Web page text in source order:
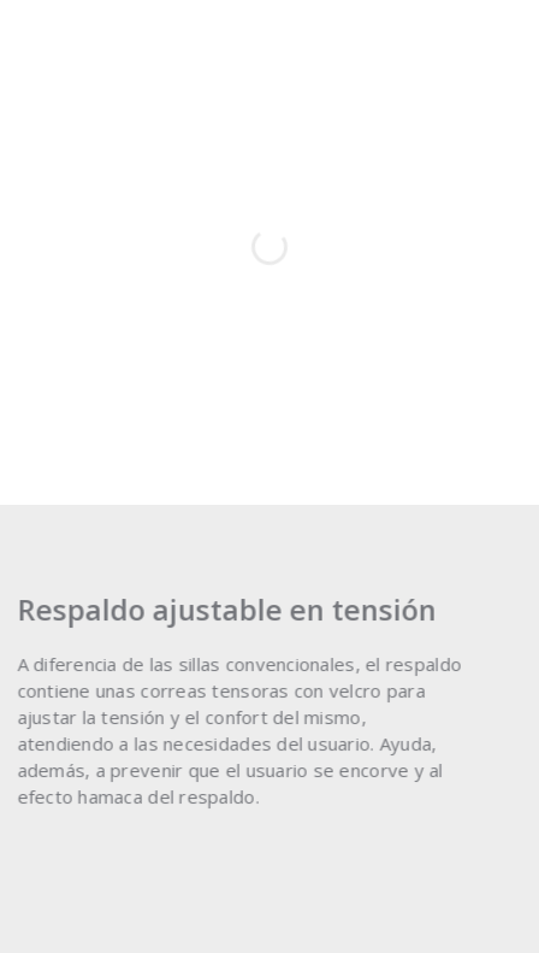
Respaldo ajustable en tensión
A diferencia de las sillas convencionales, el respaldo
contiene unas correas tensoras con velcro para
ajustar la tensión y el confort del mismo,
atendiendo a las necesidades del usuario. Ayuda,
además, a prevenir que el usuario se encorve y al
efecto hamaca del respaldo.